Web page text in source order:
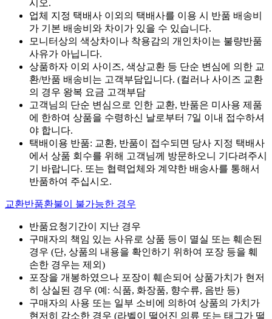
시오.
업체 지정 택배사 이외의 택배사를 이용 시 반품 배송비
가 기본 배송비와 차이가 있을 수 있습니다.
모니터상의 색상차이나 착용감의 개인차이는 불량반품
사유가 아닙니다.
상품하자 이외 사이즈, 색상교환 등 단순 변심에 의한 교
환/반품 배송비는 고객부담입니다. (컬러나 사이즈 교환
의 경우 왕복 요금 고객부담
고객님의 단순 변심으로 인한 교환, 반품은 미사용 제품
에 한하여 상품을 수령하신 날로부터 7일 이내 접수하셔
야 합니다.
택배이용 반품: 교환, 반품이 접수되면 당사 지정 택배사
에서 상품 회수를 위해 고객님께 방문하오니 기다려주시
기 바랍니다. 또는 협력업체와 계약한 배송사를 통해서
반품하여 주십시오.
교환반품환불이 불가능한 경우
반품요청기간이 지난 경우
구매자의 책임 있는 사유로 상품 등이 멸실 또는 훼손된
경우 (단, 상품의 내용을 확인하기 위하여 포장 등을 훼
손한 경우는 제외)
포장을 개봉하였으나 포장이 훼손되어 상품가치가 현저
히 상실된 경우 (예: 식품, 화장품, 향수류, 음반 등)
구매자의 사용 또는 일부 소비에 의하여 상품의 가치가
현저히 감소한 경우 (라벨이 떨어진 의류 또는 태그가 떨